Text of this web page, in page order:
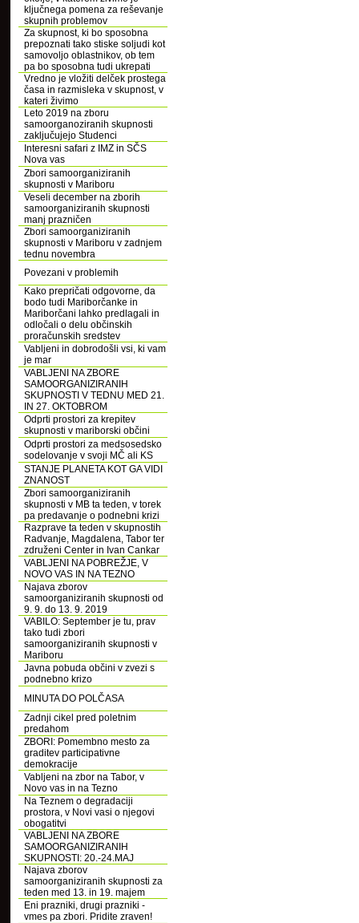
ključnega pomena za reševanje
skupnih problemov
Za skupnost, ki bo sposobna
prepoznati tako stiske soljudi kot
samovoljo oblastnikov, ob tem
pa bo sposobna tudi ukrepati
Vredno je vložiti delček prostega
časa in razmisleka v skupnost, v
kateri živimo
Leto 2019 na zboru
samoorganoziranih skupnosti
zaključujejo Studenci
Interesni safari z IMZ in SČS
Nova vas
Zbori samoorganiziranih
skupnosti v Mariboru
Veseli december na zborih
samoorganiziranih skupnosti
manj prazničen
Zbori samoorganiziranih
skupnosti v Mariboru v zadnjem
tednu novembra
Povezani v problemih
Kako prepričati odgovorne, da
bodo tudi Mariborčanke in
Mariborčani lahko predlagali in
odločali o delu občinskih
proračunskih sredstev
Vabljeni in dobrodošli vsi, ki vam
je mar
VABLJENI NA ZBORE
SAMOORGANIZIRANIH
SKUPNOSTI V TEDNU MED 21.
IN 27. OKTOBROM
Odprti prostori za krepitev
skupnosti v mariborski občini
Odprti prostori za medsosedsko
sodelovanje v svoji MČ ali KS
STANJE PLANETA KOT GA VIDI
ZNANOST
Zbori samoorganiziranih
skupnosti v MB ta teden, v torek
pa predavanje o podnebni krizi
Razprave ta teden v skupnostih
Radvanje, Magdalena, Tabor ter
združeni Center in Ivan Cankar
VABLJENI NA POBREŽJE, V
NOVO VAS IN NA TEZNO
Najava zborov
samoorganiziranih skupnosti od
9. 9. do 13. 9. 2019
VABILO: September je tu, prav
tako tudi zbori
samoorganiziranih skupnosti v
Mariboru
Javna pobuda občini v zvezi s
podnebno krizo
MINUTA DO POLČASA
Zadnji cikel pred poletnim
predahom
ZBORI: Pomembno mesto za
graditev participativne
demokracije
Vabljeni na zbor na Tabor, v
Novo vas in na Tezno
Na Teznem o degradaciji
prostora, v Novi vasi o njegovi
obogatitvi
VABLJENI NA ZBORE
SAMOORGANIZIRANIH
SKUPNOSTI: 20.-24.MAJ
Najava zborov
samoorganiziranih skupnosti za
teden med 13. in 19. majem
Eni prazniki, drugi prazniki -
vmes pa zbori. Pridite zraven!